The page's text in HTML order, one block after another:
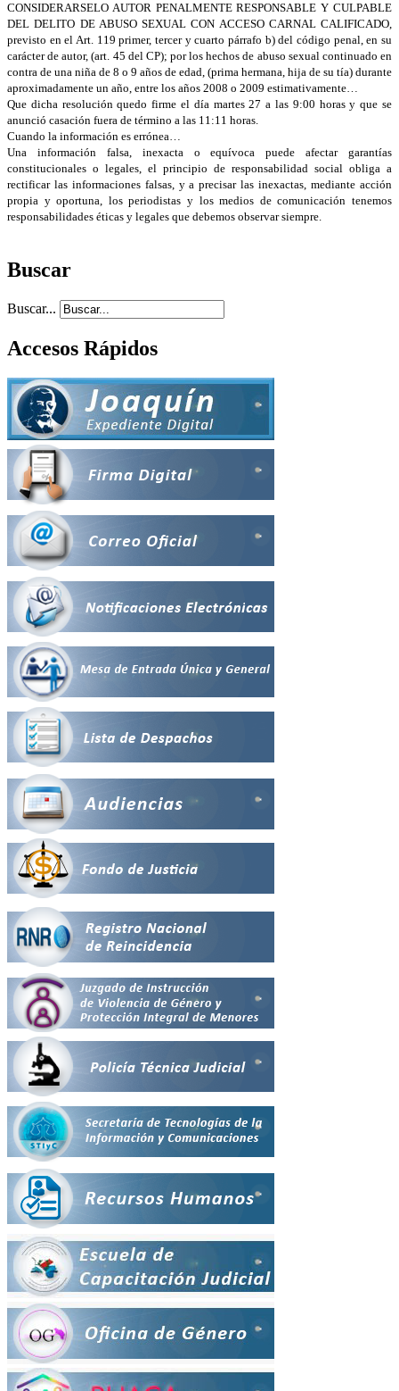
CONSIDERARSELO AUTOR PENALMENTE RESPONSABLE Y CULPABLE
DEL DELITO DE ABUSO SEXUAL CON ACCESO CARNAL CALIFICADO,
previsto en el Art. 119 primer, tercer y cuarto párrafo b) del código penal, en su
carácter de autor, (art. 45 del CP); por los hechos de abuso sexual continuado en
contra de una niña de 8 o 9 años de edad, (prima hermana, hija de su tía) durante
aproximadamente un año, entre los años 2008 o 2009 estimativamente…
Que dicha resolución quedo firme el día martes 27 a las 9:00 horas y que se
anunció casación fuera de término a las 11:11 horas.
Cuando la información es errónea…
Una información falsa, inexacta o equívoca puede afectar garantías
constitucionales o legales, el principio de responsabilidad social obliga a
rectificar las informaciones falsas, y a precisar las inexactas, mediante acción
propia y oportuna, los periodistas y los medios de comunicación tenemos
responsabilidades éticas y legales que debemos observar siempre.
Buscar
Buscar...
Accesos Rápidos